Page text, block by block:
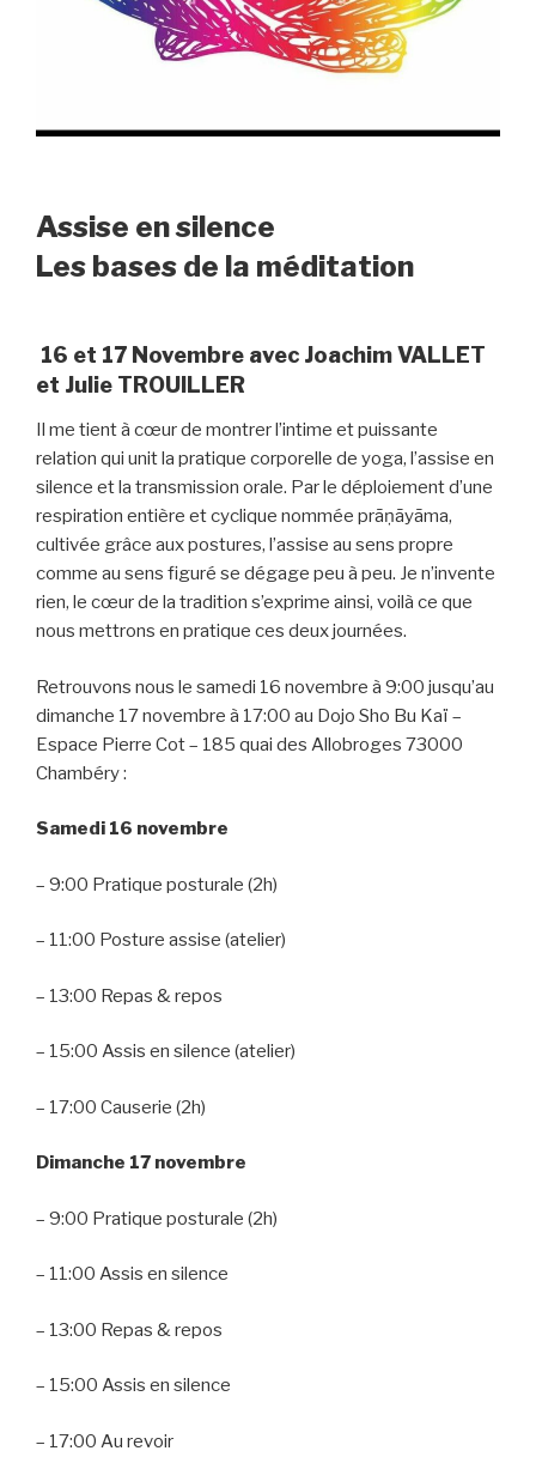
Assise en silence
Les bases de la méditation
16 et 17 Novembre avec Joachim VALLET
et Julie TROUILLER
Il me tient à cœur de montrer l’intime et puissante
relation qui unit la pratique corporelle de yoga, l’assise en
silence et la transmission orale. Par le déploiement d’une
respiration entière et cyclique nommée prāṇāyāma,
cultivée grâce aux postures, l’assise au sens propre
comme au sens figuré se dégage peu à peu. Je n’invente
rien, le cœur de la tradition s’exprime ainsi, voilà ce que
nous mettrons en pratique ces deux journées.
Retrouvons nous le samedi 16 novembre à 9:00 jusqu’au
dimanche 17 novembre à 17:00 au Dojo Sho Bu Kaï –
Espace Pierre Cot – 185 quai des Allobroges 73000
Chambéry :
Samedi 16 novembre
– 9:00 Pratique posturale (2h)
– 11:00 Posture assise (atelier)
– 13:00 Repas & repos
– 15:00 Assis en silence (atelier)
– 17:00 Causerie (2h)
Dimanche 17 novembre
– 9:00 Pratique posturale (2h)
– 11:00 Assis en silence
– 13:00 Repas & repos
– 15:00 Assis en silence
– 17:00 Au revoir